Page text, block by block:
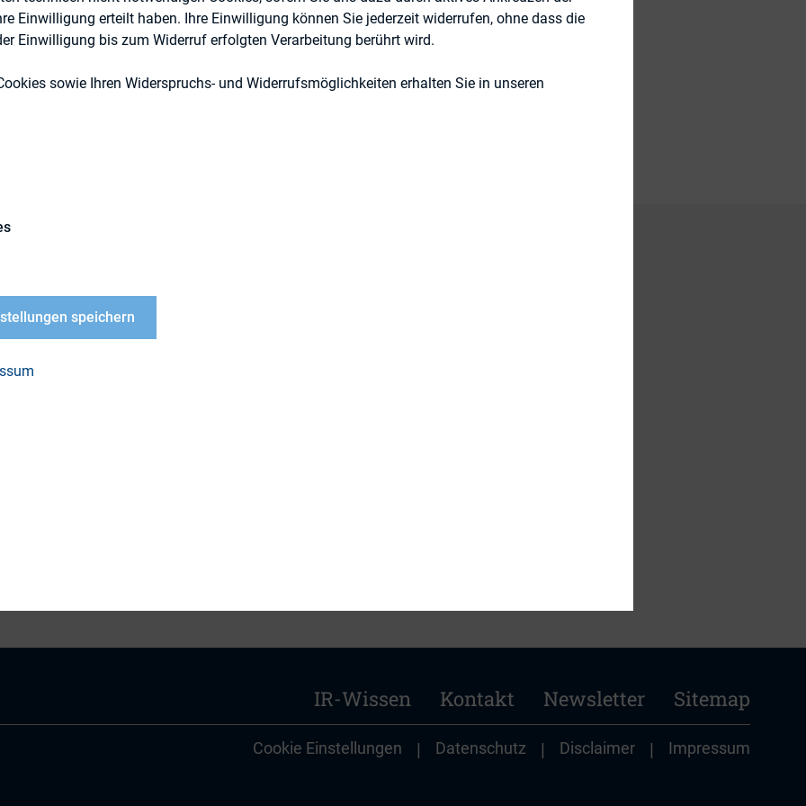
als
IR
IR-Wissen Kontakt Newsletter Sitemap
Cookie Einstellungen | Datenschutz | Disclaimer | Impressum
Einwilligung erteilt haben. Ihre Einwilligung können Sie jederzeit widerrufen, ohne dass die
Einwilligung bis zum Widerruf erfolgten Verarbeitung berührt wird.
sowie Ihren Widerspruchs- und Widerrufsmöglichkeiten erhalten Sie in unseren
speichern